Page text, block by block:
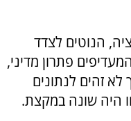
הנוטים לצדד
פתרון מדיני,
לא זהים לנתונים
היה שונה במקצת.